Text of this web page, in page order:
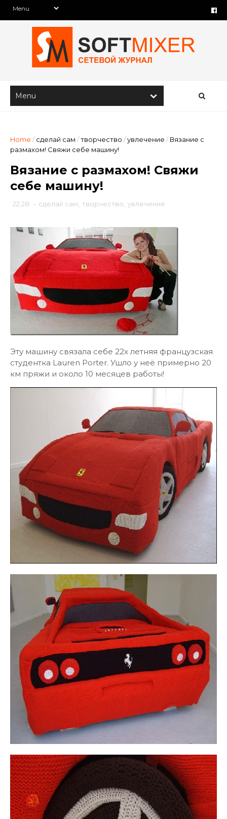
Home / сделай сам /творчество /увлечение / Вязание с
размахом! Свяжи себе машину!
Вязание с размахом! Свяжи
себе машину!
22:28 - сделай сам творчество увлечение
Эту машину связала себе 22х летняя французская
студентка Lauren Porter. Ушло у неё примерно 20
км пряжи и около 10 месяцев работы!